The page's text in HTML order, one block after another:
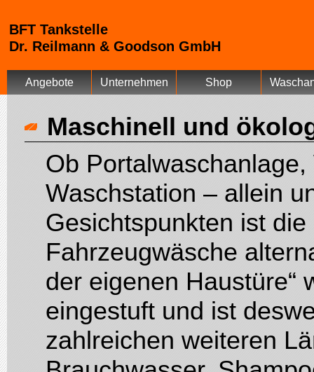
BFT Tankstelle
Dr. Reilmann & Goodson GmbH
Angebote Unternehmen Shop
Maschinell und
Ob
Waschstation – allein
Gesichtspunkten ist
Fahrzeugwäsche
der eigenen Haustüre“
eingestuft und ist
zahlreichen weiteren